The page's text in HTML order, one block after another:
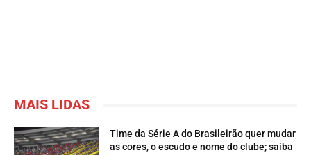
MAIS LIDAS
Time da Série A do Brasileirão quer mudar
as cores, o escudo e nome do clube; saiba